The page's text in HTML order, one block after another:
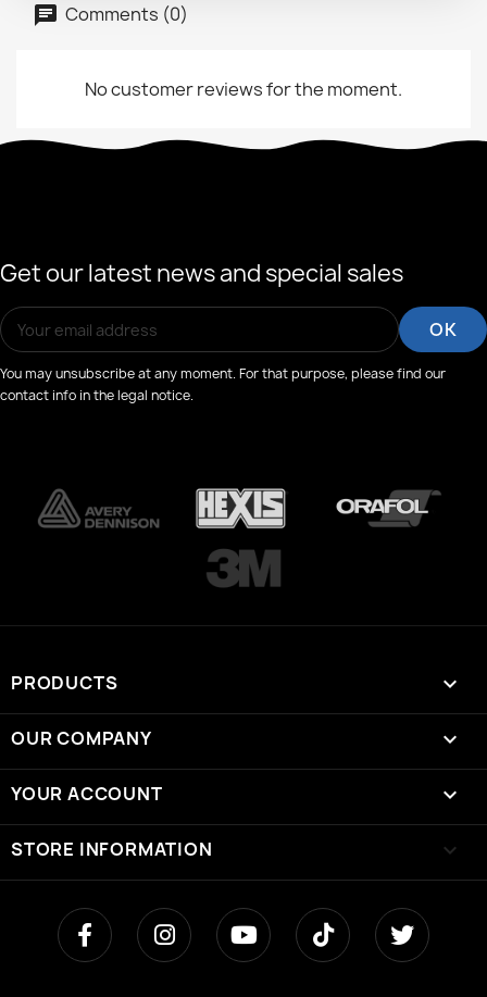
Comments (0)
No customer reviews for the moment.
Get our latest news and special sales
You may unsubscribe at any moment. For that purpose, please find our
contact info in the legal notice.
PRODUCTS 
OUR COMPANY 
YOUR ACCOUNT 
STORE INFORMATION keyboard_arrow_down